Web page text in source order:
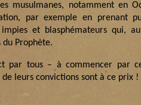
musulmanes, notamment en
par exemple en prenant
impies et blasphémateurs qui,
du Prophète.
par tous – à commencer par
leurs convictions sont à ce prix !